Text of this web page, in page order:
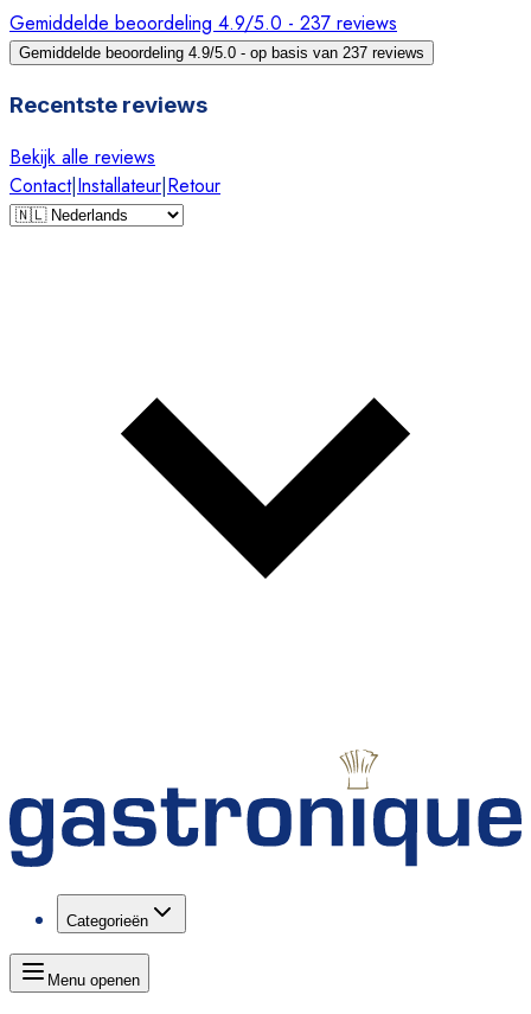
Gemiddelde beoordeling 4.9/5.0 - 237 reviews
Gemiddelde beoordeling 4.9/5.0 - op basis van 237 reviews
Recentste reviews
Bekijk alle reviews
Contact|Installateur|Retour
Categorieën
Menu openen